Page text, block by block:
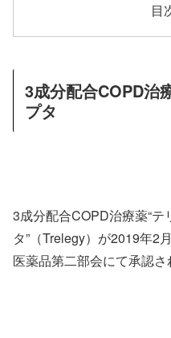
目
3成分配合COPD治
プタ
3成分配合COPD治療薬“
タ”（Trelegy）が2019年2
医薬品第二部会にて承認さ